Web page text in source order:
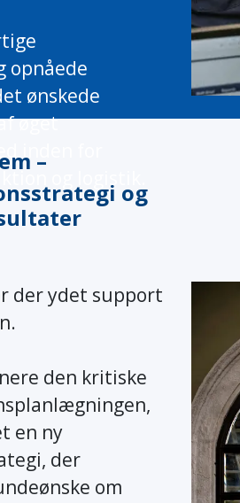
opnåede
ønskede
øget
inden for
og logistik.
der ydet support
den kritiske
en ny
der
om
–
og